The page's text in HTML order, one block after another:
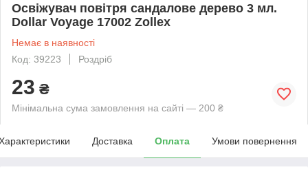
Освіжувач повітря сандалове дерево 3 мл.
Dollar Voyage 17002 Zollex
Немає в наявності
Код: 39223
Роздріб
23 ₴
Мінімальна сума замовлення на сайті — 200 ₴
Доставка Оплата Умови повернення